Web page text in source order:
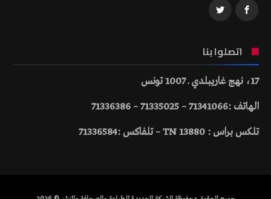
اتصلوا بنا
17، نهج غاريبلدي ـ 1007 تونس
الهاتف :71341066 – 71335025 – 71336386
تلكس براس : 13880 TN – تلفاكس :71336584